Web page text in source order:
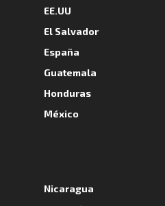
EE.UU
El Salvador
España
Guatemala
Honduras
México
Nicaragua